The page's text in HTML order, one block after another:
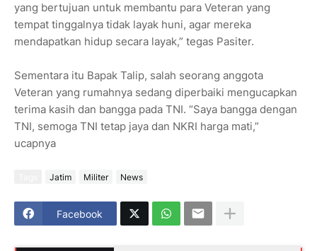
yang bertujuan untuk membantu para Veteran yang
tempat tinggalnya tidak layak huni, agar mereka
mendapatkan hidup secara layak,” tegas Pasiter.
Sementara itu Bapak Talip, salah seorang anggota
Veteran yang rumahnya sedang diperbaiki mengucapkan
terima kasih dan bangga pada TNI. “Saya bangga dengan
TNI, semoga TNI tetap jaya dan NKRI harga mati,”
ucapnya
Jatim Militer News
Facebook